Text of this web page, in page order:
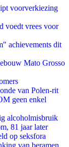
voorverkiezing
voedt vrees voor
achievements dit
Mato Grosso
van Polen-rit
geen enkel
alcoholmisbruik
81 jaar later
op seksfora
van beramen